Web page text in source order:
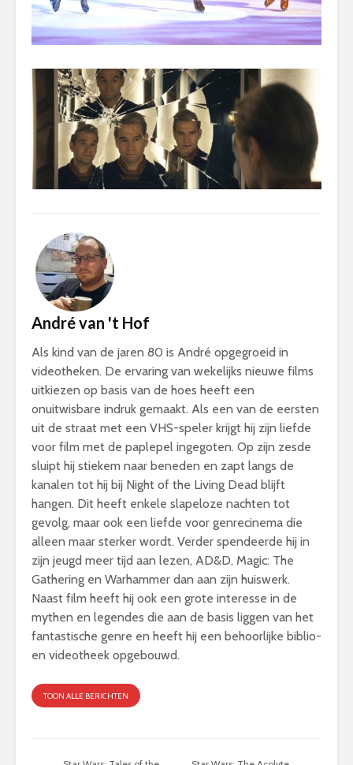
André van 't Hof
Als kind van de jaren 80 is André opgegroeid in
videotheken. De ervaring van wekelijks nieuwe films
uitkiezen op basis van de hoes heeft een
onuitwisbare indruk gemaakt. Als een van de eersten
uit de straat met een VHS-speler krijgt hij zijn liefde
voor film met de paplepel ingegoten. Op zijn zesde
sluipt hij stiekem naar beneden en zapt langs de
kanalen tot hij bij Night of the Living Dead blijft
hangen. Dit heeft enkele slapeloze nachten tot
gevolg, maar ook een liefde voor genrecinema die
alleen maar sterker wordt. Verder spendeerde hij in
zijn jeugd meer tijd aan lezen, AD&D, Magic: The
Gathering en Warhammer dan aan zijn huiswerk.
Naast film heeft hij ook een grote interesse in de
mythen en legendes die aan de basis liggen van het
fantastische genre en heeft hij een behoorlijke biblio-
en videotheek opgebouwd.
TOON ALLE BERICHTEN